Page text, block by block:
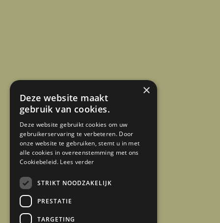
×
Deze website maakt
gebruik van cookies.
Deze website gebruikt cookies om uw
gebruikerservaring te verbeteren. Door
onze website te gebruiken, stemt u in met
alle cookies in overeenstemming met ons
Cookiebeleid. Lees verder
STRIKT NOODZAKELIJK
PRESTATIE
TARGETING